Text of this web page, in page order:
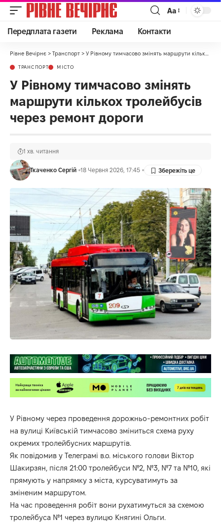
Аа
Передплата газети Реклама Контакти
Рівне Вечірнє > Транспорт > У Рівному тимчасово змінять маршрути кількох тролейбусів через ремонт дороги
ТРАНСПОРТ МІСТО
У Рівному тимчасово змінять
маршрути кількох тролейбусів
через ремонт дороги
Ткаченко Сергій 18 Червня 2026, 17:45
1 хв. читання
У Рівному через проведення дорожньо-ремонтних робіт
на вулиці Київській тимчасово зміниться схема руху
окремих тролейбусних маршрутів.
Як повідомив у Телеграмі в.о. міського голови Віктор
Шакирзян, після 21:00 тролейбуси №2, №3, №7 та №10, які
прямують у напрямку з міста, курсуватимуть за
зміненим маршрутом.
На час проведення робіт вони рухатимуться за схемою
тролейбуса №1 через вулицю Княгині Ольги.